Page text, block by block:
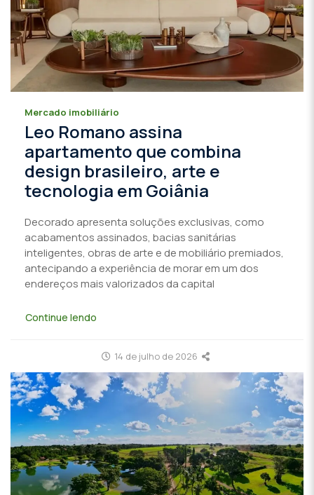
Mercado imobiliário
Leo Romano assina
apartamento que combina
design brasileiro, arte e
tecnologia em Goiânia
Decorado apresenta soluções exclusivas, como
acabamentos assinados, bacias sanitárias
inteligentes, obras de arte e de mobiliário premiados,
antecipando a experiência de morar em um dos
endereços mais valorizados da capital
Continue lendo
14 de julho de 2026